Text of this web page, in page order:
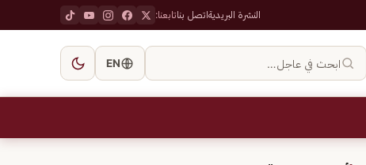
النشرة البريديةاتصل بناتابعنا:
ابحث في عاجل… EN